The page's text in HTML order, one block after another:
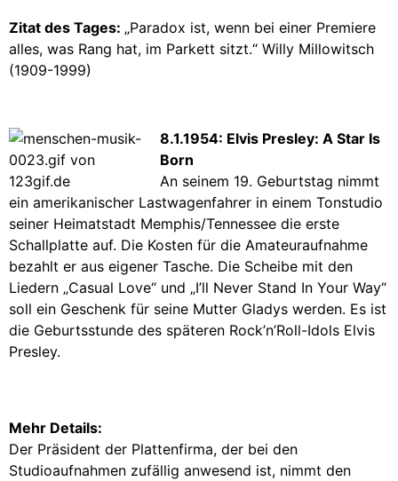
Zitat des Tages: „Paradox ist, wenn bei einer Premiere
alles, was Rang hat, im Parkett sitzt.“ Willy Millowitsch
(1909-1999)
8.1.1954: Elvis Presley: A Star Is
Born
An seinem 19. Geburtstag nimmt
ein amerikanischer Lastwagenfahrer in einem Tonstudio
seiner Heimatstadt Memphis/Tennessee die erste
Schallplatte auf. Die Kosten für die Amateuraufnahme
bezahlt er aus eigener Tasche. Die Scheibe mit den
Liedern „Casual Love“ und „I’ll Never Stand In Your Way“
soll ein Geschenk für seine Mutter Gladys werden. Es ist
die Geburtsstunde des späteren Rock’n’Roll-Idols Elvis
Presley.
Mehr Details:
Der Präsident der Plattenfirma, der bei den
Studioaufnahmen zufällig anwesend ist, nimmt den